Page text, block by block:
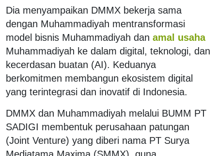
Dia menyampaikan DMMX bekerja sama
dengan Muhammadiyah mentransformasi
model bisnis Muhammadiyah dan amal usaha
Muhammadiyah ke dalam digital, teknologi, dan
kecerdasan buatan (AI). Keduanya
berkomitmen membangun ekosistem digital
yang terintegrasi dan inovatif di Indonesia.
DMMX dan Muhammadiyah melalui BUMM PT
SADIGI membentuk perusahaan patungan
(Joint Venture) yang diberi nama PT Surya